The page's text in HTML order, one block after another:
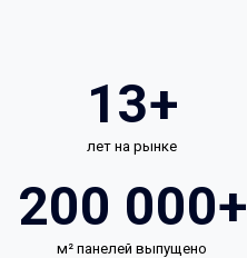
13+
лет на рынке
200 000+
м² панелей выпущено